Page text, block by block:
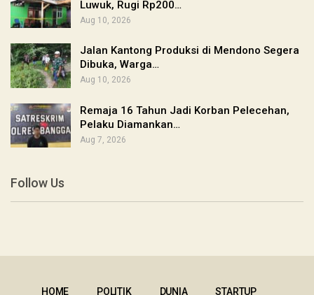
Luwuk, Rugi Rp200…
Aug 10, 2026
Jalan Kantong Produksi di Mendono Segera
Dibuka, Warga…
Aug 10, 2026
Remaja 16 Tahun Jadi Korban Pelecehan,
Pelaku Diamankan…
Aug 7, 2026
Follow Us
HOME POLITIK DUNIA STARTUP